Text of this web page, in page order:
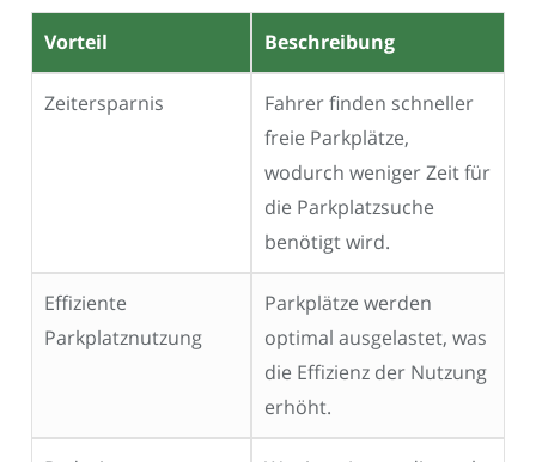
Vorteil Beschreibung
Zeitersparnis
Fahrer finden schneller
freie Parkplätze,
wodurch weniger Zeit für
die Parkplatzsuche
benötigt wird.
Effiziente
Parkplatznutzung
Parkplätze werden
optimal ausgelastet, was
die Effizienz der Nutzung
erhöht.